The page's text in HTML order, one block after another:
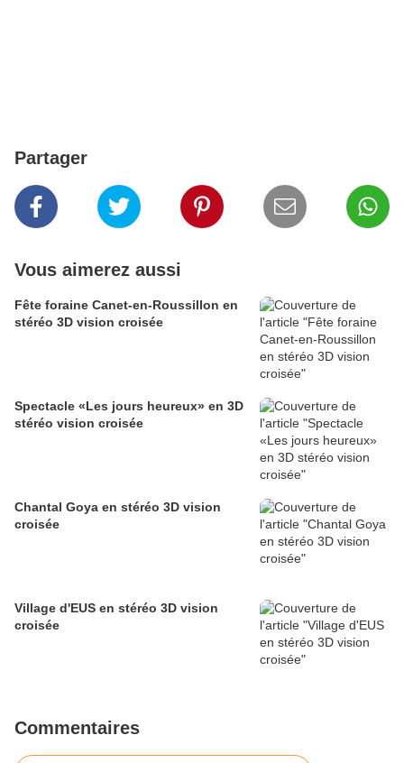
Partager
Vous aimerez aussi
Fête foraine Canet-en-Roussillon en
stéréo 3D vision croisée
Spectacle «Les jours heureux» en 3D
stéréo vision croisée
Chantal Goya en stéréo 3D vision
croisée
Village d'EUS en stéréo 3D vision
croisée
Commentaires